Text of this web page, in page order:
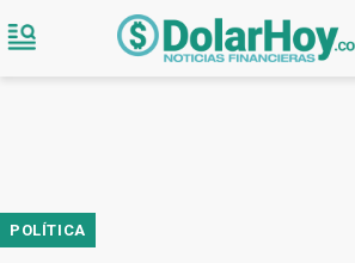
POLÍTICA